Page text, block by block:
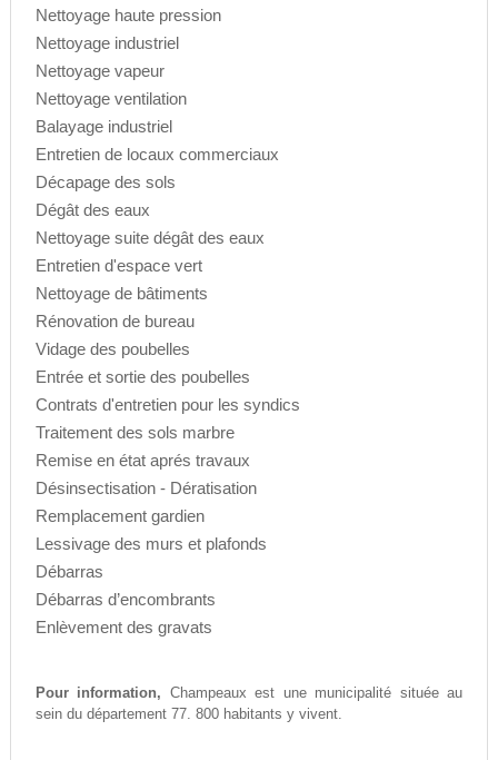
Nettoyage haute pression
Nettoyage industriel
Nettoyage vapeur
Nettoyage ventilation
Balayage industriel
Entretien de locaux commerciaux
Décapage des sols
Dégât des eaux
Nettoyage suite dégât des eaux
Entretien d'espace vert
Nettoyage de bâtiments
Rénovation de bureau
Vidage des poubelles
Entrée et sortie des poubelles
Contrats d'entretien pour les syndics
Traitement des sols marbre
Remise en état aprés travaux
Désinsectisation - Dératisation
Remplacement gardien
Lessivage des murs et plafonds
Débarras
Débarras d’encombrants
Enlèvement des gravats
Pour information, Champeaux est une municipalité située au
sein du département 77. 800 habitants y vivent.